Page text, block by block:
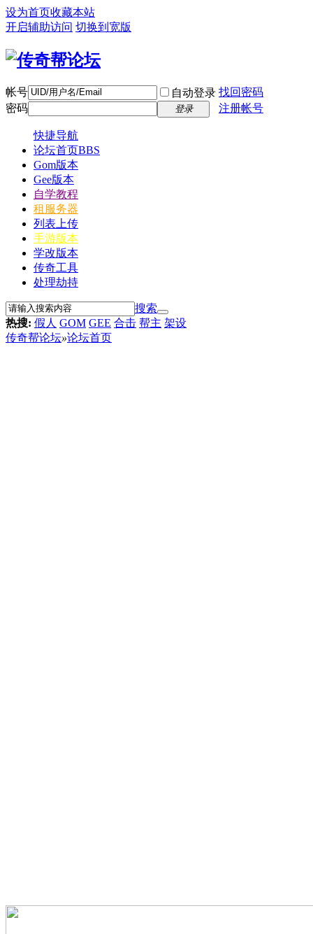
设为首页收藏本站
开启辅助访问 切换到宽版
帐号 自动登录 找回密码
密码
登录 注册帐号
快捷导航
论坛首页BBS
Gom版本
Gee版本
自学教程
租服务器
列表上传
手游版本
学改版本
传奇工具
处理劫持
搜索
热搜: 假人 GOM GEE 合击 帮主 架设
传奇帮论坛»论坛首页